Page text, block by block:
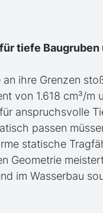
tiefe
ihre Grenzen
von 1.618 cm³/m
anspruchsvolle
passen
statische
Geometrie
im Wasserbau